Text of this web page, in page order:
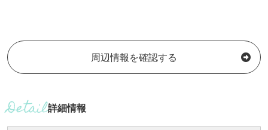
周辺情報を確認する
詳細情報